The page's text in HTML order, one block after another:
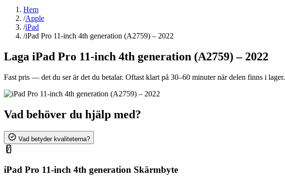
Hem
/Apple
/iPad
/iPad Pro 11-inch 4th generation (A2759) – 2022
Laga iPad Pro 11-inch 4th generation (A2759) – 2022
Fast pris — det du ser är det du betalar. Oftast klart på 30–60 minuter när delen finns i lager.
Vad behöver du hjälp med?
Vad betyder kvaliteterna?
iPad Pro 11-inch 4th generation Skärmbyte